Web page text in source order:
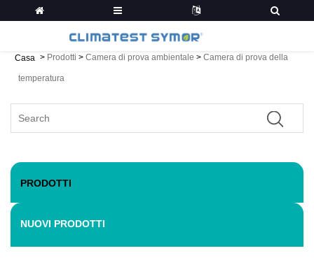
Casa > Prodotti > Camera di prova ambientale > Camera di prova della
temperatura
PRODOTTI
NUOVI PRODOTTI